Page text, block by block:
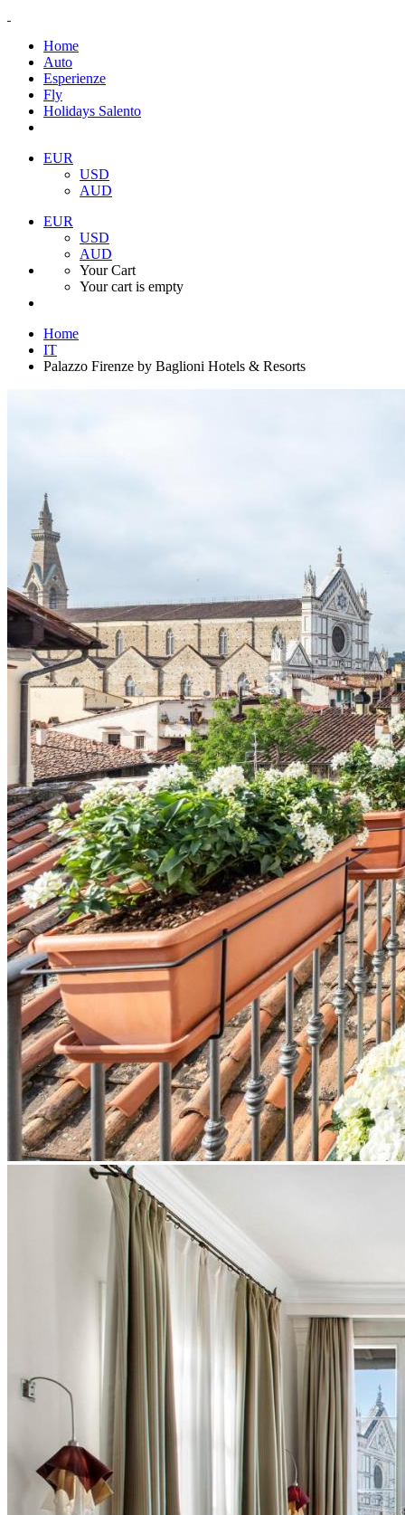
Home
Auto
Esperienze
Fly
Holidays Salento
EUR
USD
AUD
EUR
USD
AUD
Your Cart
Your cart is empty
Home
IT
Palazzo Firenze by Baglioni Hotels & Resorts